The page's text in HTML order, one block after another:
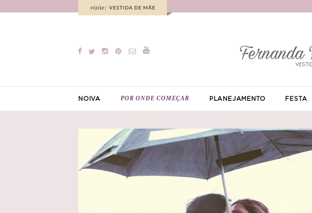
NOIVA POR ONDE COMEÇAR PLANEJAMENTO FESTA